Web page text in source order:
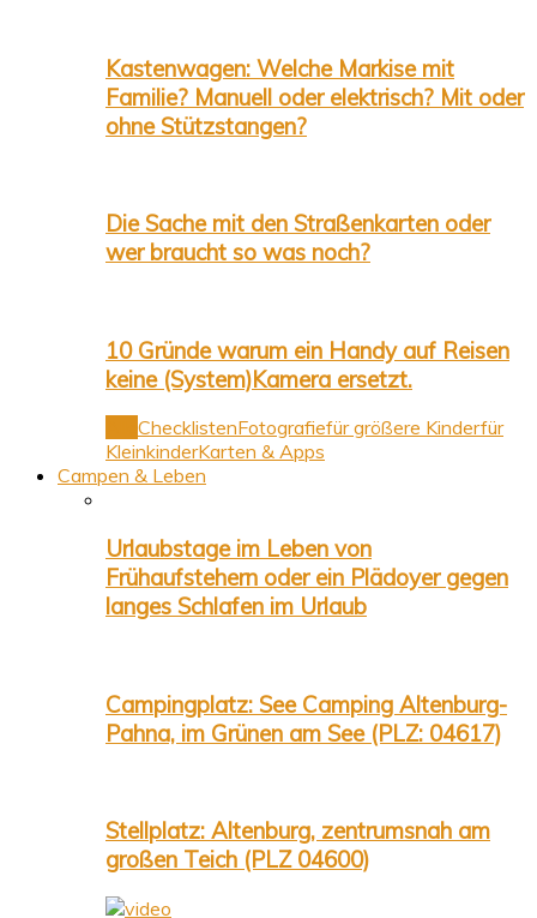
Kastenwagen: Welche Markise mit
Familie? Manuell oder elektrisch? Mit oder
ohne Stützstangen?
Die Sache mit den Straßenkarten oder
wer braucht so was noch?
10 Gründe warum ein Handy auf Reisen
keine (System)Kamera ersetzt.
ChecklistenFotografiefür größere Kinderfür
KleinkinderKarten & Apps
Campen & Leben
Urlaubstage im Leben von
Frühaufstehern oder ein Plädoyer gegen
langes Schlafen im Urlaub
Campingplatz: See Camping Altenburg-
Pahna, im Grünen am See (PLZ: 04617)
Stellplatz: Altenburg, zentrumsnah am
großen Teich (PLZ 04600)